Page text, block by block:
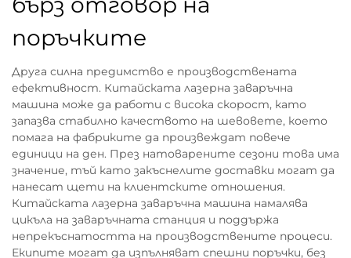
поръчките
Друга силна предимство е производствената
ефективност. Китайската лазерна заваръчна
машина може да работи с висока скорост, като
запазва стабилно качеството на шевовете, което
помага на фабриките да произвеждат повече
единици на ден. През натоварените сезони това има
значение, тъй като закъснелите доставки могат да
нанесат щети на клиентските отношения.
Китайската лазерна заваръчна машина намалява
цикъла на заваръчната станция и поддържа
непрекъснатостта на производствените процеси.
Екипите могат да изпълняват спешни поръчки, без